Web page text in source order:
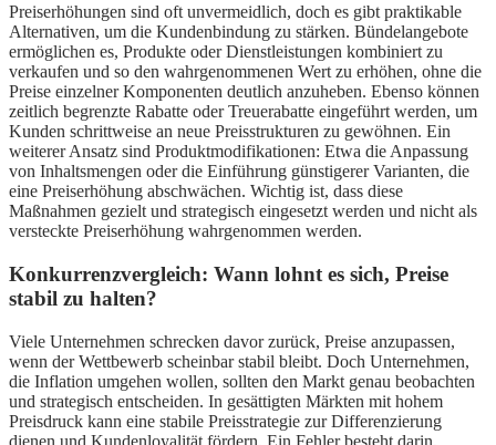
Preiserhöhungen sind oft unvermeidlich, doch es gibt praktikable
Alternativen, um die Kundenbindung zu stärken. Bündelangebote
ermöglichen es, Produkte oder Dienstleistungen kombiniert zu
verkaufen und so den wahrgenommenen Wert zu erhöhen, ohne die
Preise einzelner Komponenten deutlich anzuheben. Ebenso können
zeitlich begrenzte Rabatte oder Treuerabatte eingeführt werden, um
Kunden schrittweise an neue Preisstrukturen zu gewöhnen. Ein
weiterer Ansatz sind Produktmodifikationen: Etwa die Anpassung
von Inhaltsmengen oder die Einführung günstigerer Varianten, die
eine Preiserhöhung abschwächen. Wichtig ist, dass diese
Maßnahmen gezielt und strategisch eingesetzt werden und nicht als
versteckte Preiserhöhung wahrgenommen werden.
Konkurrenzvergleich: Wann lohnt es sich, Preise
stabil zu halten?
Viele Unternehmen schrecken davor zurück, Preise anzupassen,
wenn der Wettbewerb scheinbar stabil bleibt. Doch Unternehmen,
die Inflation umgehen wollen, sollten den Markt genau beobachten
und strategisch entscheiden. In gesättigten Märkten mit hohem
Preisdruck kann eine stabile Preisstrategie zur Differenzierung
dienen und Kundenloyalität fördern. Ein Fehler besteht darin,